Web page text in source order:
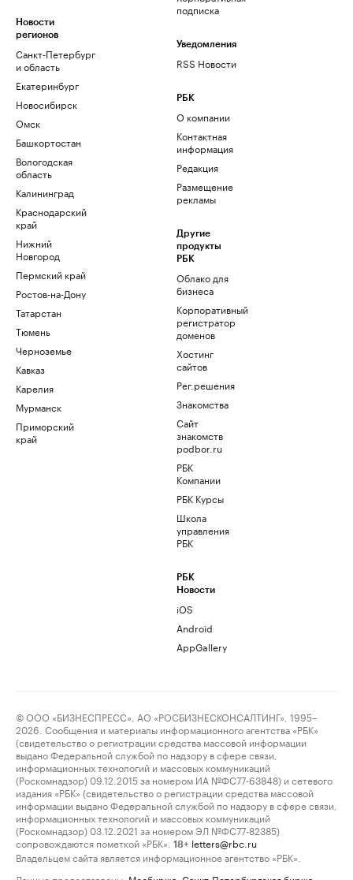
Новости
регионов
Санкт-Петербург
и область
Екатеринбург
Новосибирск
Омск
Башкортостан
Вологодская
область
Калининград
Краснодарский
край
Нижний
Новгород
Пермский край
Ростов-на-Дону
Татарстан
Тюмень
Черноземье
Кавказ
Карелия
Мурманск
Приморский
край
подписка
Уведомления
RSS Новости
РБК
О компании
Контактная
информация
Редакция
Размещение
рекламы
Другие
продукты
РБК
Облако для
бизнеса
Корпоративный
регистратор
доменов
Хостинг
сайтов
Рег.решения
Знакомства
Сайт
знакомств
podbor.ru
РБК
Компании
РБК Курсы
Школа
управления
РБК
РБК
Новости
iOS
Android
AppGallery
© ООО «БИЗНЕСПРЕСС», АО «РОСБИЗНЕСКОНСАЛТИНГ», 1995–
2026. Сообщения и материалы информационного агентства «РБК»
(свидетельство о регистрации средства массовой информации
выдано Федеральной службой по надзору в сфере связи,
информационных технологий и массовых коммуникаций
(Роскомнадзор) 09.12.2015 за номером ИА №ФС77-63848) и сетевого
издания «РБК» (свидетельство о регистрации средства массовой
информации выдано Федеральной службой по надзору в сфере связи,
информационных технологий и массовых коммуникаций
(Роскомнадзор) 03.12.2021 за номером ЭЛ №ФС77-82385)
сопровождаются пометкой «РБК».
18+ letters@rbc.ru
Владельцем сайта является информационное агентство «РБК».